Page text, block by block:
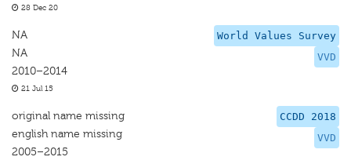
28 Dec 20
World Values Survey
VVD
NA
NA
2010–2014
21 Jul 15
CCDD 2018
VVD
original name missing
english name missing
2005–2015